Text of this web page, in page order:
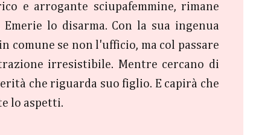
e arrogante sciupafemmine, rimane
lo disarma. Con la sua ingenua
comune se non l'ufficio, ma col passare
irresistibile. Mentre cercano di
che riguarda suo figlio. E capirà che
lo aspetti.